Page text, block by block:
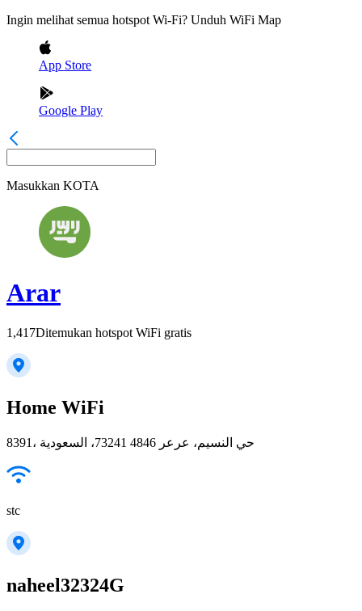
Ingin melihat semua hotspot Wi-Fi? Unduh WiFi Map
App Store
Google Play
Masukkan KOTA
Arar
1,417Ditemukan hotspot WiFi gratis
Home WiFi
8391، حي النسيم، عرعر 73241 4846، السعودية
stc
naheel32324G